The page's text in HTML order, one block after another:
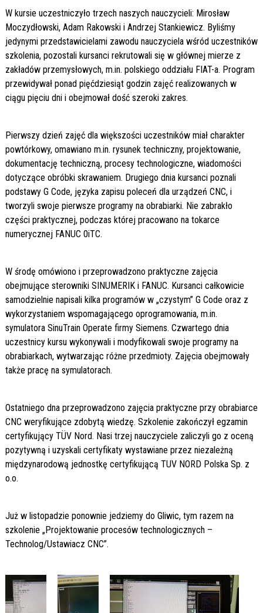
W kursie uczestniczyło trzech naszych nauczycieli: Mirosław
Moczydłowski, Adam Rakowski i Andrzej Stankiewicz. Byliśmy
jedynymi przedstawicielami zawodu nauczyciela wśród uczestników
szkolenia, pozostali kursanci rekrutowali się w głównej mierze z
zakładów przemysłowych, m.in. polskiego oddziału FIAT-a. Program
przewidywał ponad pięćdziesiąt godzin zajęć realizowanych w
ciągu pięciu dni i obejmował dość szeroki zakres.
Pierwszy dzień zajęć dla większości uczestników miał charakter
powtórkowy, omawiano m.in. rysunek techniczny, projektowanie,
dokumentację techniczną, procesy technologiczne, wiadomości
dotyczące obróbki skrawaniem. Drugiego dnia kursanci poznali
podstawy G Code, języka zapisu poleceń dla urządzeń CNC, i
tworzyli swoje pierwsze programy na obrabiarki. Nie zabrakło
części praktycznej, podczas której pracowano na tokarce
numerycznej FANUC 0iTC.
W środę omówiono i przeprowadzono praktyczne zajęcia
obejmujące sterowniki SINUMERIK i FANUC. Kursanci całkowicie
samodzielnie napisali kilka programów w „czystym” G Code oraz z
wykorzystaniem wspomagającego oprogramowania, m.in.
symulatora SinuTrain Operate firmy Siemens. Czwartego dnia
uczestnicy kursu wykonywali i modyfikowali swoje programy na
obrabiarkach, wytwarzając różne przedmioty. Zajęcia obejmowały
także pracę na symulatorach.
Ostatniego dna przeprowadzono zajęcia praktyczne przy obrabiarce
CNC weryfikujące zdobytą wiedzę. Szkolenie zakończył egzamin
certyfikujący TÜV Nord. Nasi trzej nauczyciele zaliczyli go z oceną
pozytywną i uzyskali certyfikaty wystawiane przez niezależną
międzynarodową jednostkę certyfikującą TUV NORD Polska Sp. z
o.o.
Już w listopadzie ponownie jedziemy do Gliwic, tym razem na
szkolenie „Projektowanie procesów technologicznych –
Technolog/Ustawiacz CNC”.